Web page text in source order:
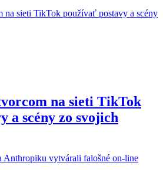
na sieti TikTok
a scény zo svojich